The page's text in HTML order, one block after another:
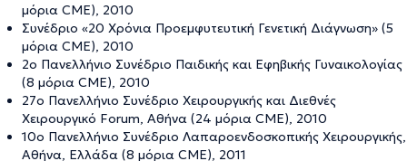
μόρια CME), 2010
Συνέδριο «20 Χρόνια Προεμφυτευτική Γενετική Διάγνωση» (5
μόρια CME), 2010
2ο Πανελλήνιο Συνέδριο Παιδικής και Εφηβικής Γυναικολογίας
(8 μόρια CME), 2010
27ο Πανελλήνιο Συνέδριο Χειρουργικής και Διεθνές
Χειρουργικό Forum, Αθήνα (24 μόρια CME), 2010
10ο Πανελλήνιο Συνέδριο Λαπαροενδοσκοπικής Χειρουργικής,
Αθήνα, Ελλάδα (8 μόρια CME), 2011